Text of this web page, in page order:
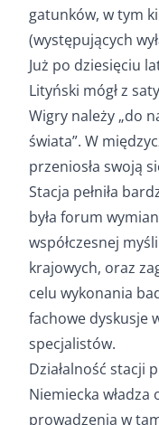
gatunków, w tym
(występujących
Już po dziesięciu
Lityński mógł z
Wigry należy „do
świata”. W
przeniosła swoją
Stacja pełniła
była forum
współczesnej
krajowych, oraz
celu wykonania
fachowe dyskusje
specjalistów.
Działalność stacji
Niemiecka władza
prowadzenia w